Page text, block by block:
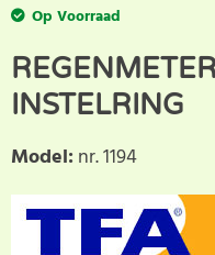
Op Voorraad
INSTELRING
Model: nr. 1194